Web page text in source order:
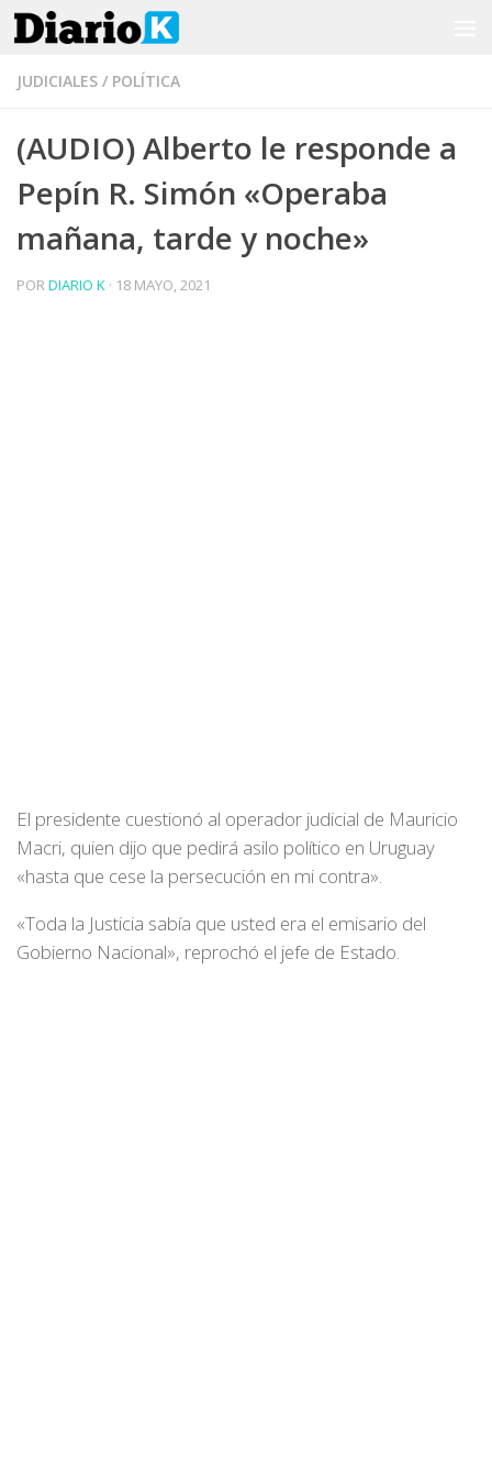
Saltar al contenido
JUDICIALES / POLÍTICA
(AUDIO) Alberto le responde a
Pepín R. Simón «Operaba
mañana, tarde y noche»
PORDIARIO K · 18 MAYO, 2021
El presidente cuestionó al operador judicial de Mauricio
Macri, quien dijo que pedirá asilo político en Uruguay
«hasta que cese la persecución en mi contra».
«Toda la Justicia sabía que usted era el emisario del
Gobierno Nacional», reprochó el jefe de Estado.